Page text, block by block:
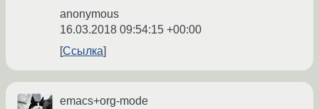
anonymous
16.03.2018 09:54:15 +00:00
Ссылка
emacs+org-mode